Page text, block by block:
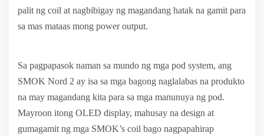
palit ng coil at nagbibigay ng magandang hatak na gamit para
sa mas mataas mong power output.
Sa pagpapasok naman sa mundo ng mga pod system, ang
SMOK Nord 2 ay isa sa mga bagong naglalabas na produkto
na may magandang kita para sa mga manunuya ng pod.
Mayroon itong OLED display, mahusay na design at
gumagamit ng mga SMOK’s coil bago nagpapahirap